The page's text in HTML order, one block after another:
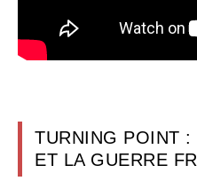
TURNING POINT :
ET LA GUERRE